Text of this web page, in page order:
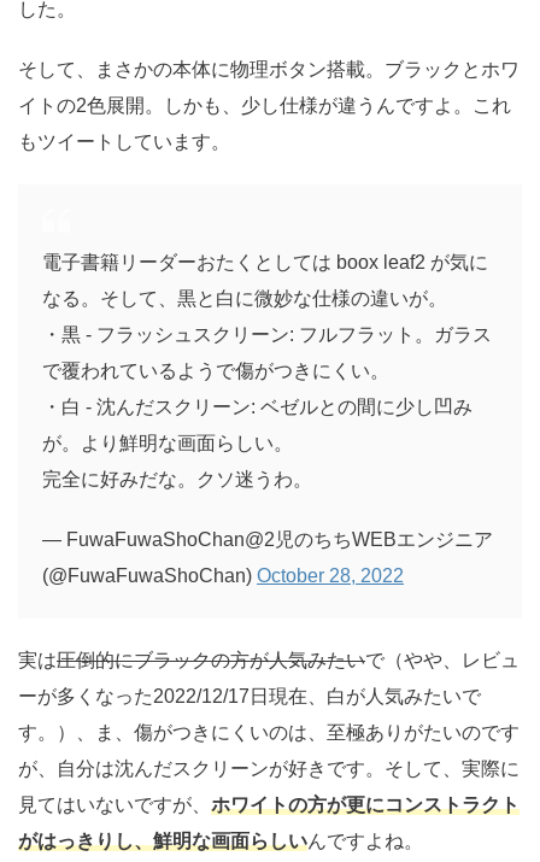
した。
そして、まさかの本体に物理ボタン搭載。ブラックとホワ
イトの2色展開。しかも、少し仕様が違うんですよ。これ
もツイートしています。
電子書籍リーダーおたくとしては boox leaf2 が気に
なる。そして、黒と白に微妙な仕様の違いが。
・黒 - フラッシュスクリーン: フルフラット。ガラス
で覆われているようで傷がつきにくい。
・白 - 沈んだスクリーン: ベゼルとの間に少し凹み
が。より鮮明な画面らしい。
完全に好みだな。クソ迷うわ。
— FuwaFuwaShoChan@2児のちちWEBエンジニア
(@FuwaFuwaShoChan) October 28, 2022
実は圧倒的にブラックの方が人気みたいで（やや、レビュ
ーが多くなった2022/12/17日現在、白が人気みたいで
す。）、ま、傷がつきにくいのは、至極ありがたいのです
が、自分は沈んだスクリーンが好きです。そして、実際に
見てはいないですが、 ホワイトの方が更にコンストラクト
がはっきりし、鮮明な画面らしいんですよね。